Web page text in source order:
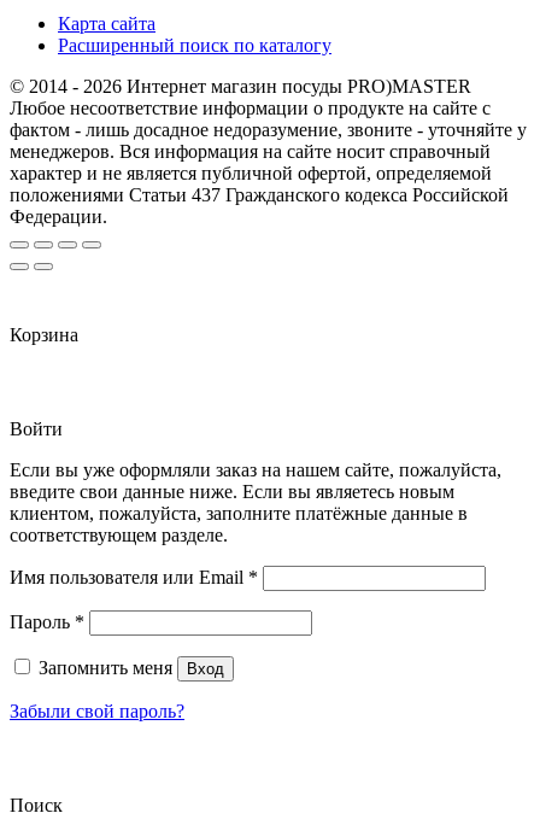
Карта сайта
Расширенный поиск по каталогу
© 2014 - 2026 Интернет магазин посуды PRO)MASTER
Любое несоответствие информации о продукте на сайте с
фактом - лишь досадное недоразумение, звоните - уточняйте у
менеджеров. Вся информация на сайте носит справочный
характер и не является публичной офертой, определяемой
положениями Статьи 437 Гражданского кодекса Российской
Федерации.
Корзина
Войти
Если вы уже оформляли заказ на нашем сайте, пожалуйста,
введите свои данные ниже. Если вы являетесь новым
клиентом, пожалуйста, заполните платёжные данные в
соответствующем разделе.
Имя пользователя или Email *
Пароль *
Запомнить меня Вход
Забыли свой пароль?
Поиск